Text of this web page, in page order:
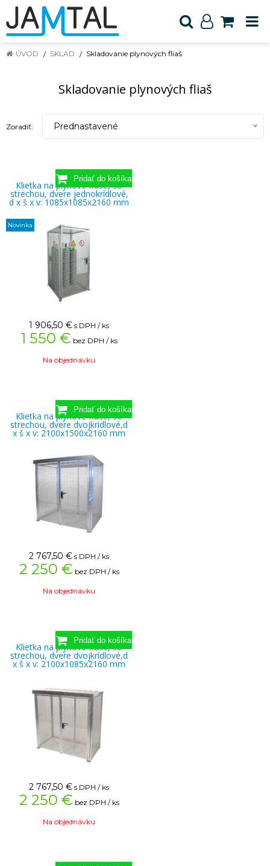
ÚVOD SKLAD Skladovanie plynových fliaš
Skladovanie plynových fliaš
Zoradiť: Prednastavené
Klietka na plynové fľaše, so
strechou, dvere jednokrídlové,
d x š x v: 1085x1085x2160 mm
Novinka
1 906,50 € s DPH / ks
1 550 € bez DPH / ks
Na objednávku
Klietka na plynové fľaše, so
strechou, dvere dvojkrídlové,d
x š x v: 2100x1500x2160 mm
2 767,50 € s DPH / ks
2 250 € bez DPH / ks
Na objednávku
Klietka na plynové fľaše, so
strechou, dvere dvojkrídlové,d
x š x v: 2100x1085x2160 mm
2 767,50 € s DPH / ks
2 250 € bez DPH / ks
Na objednávku